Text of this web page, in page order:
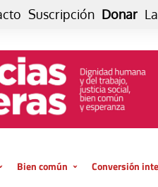
Suscripción Donar
Bien común
Conversión